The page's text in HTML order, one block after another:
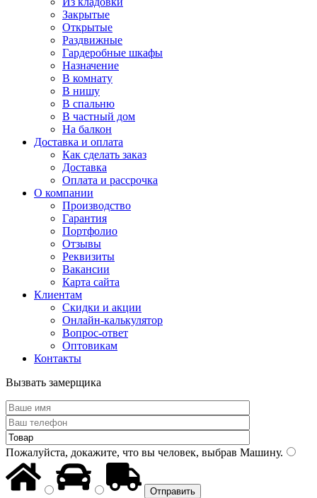
Закрытые
Открытые
Раздвижные
Гардеробные шкафы
Назначение
В комнату
В нишу
В спальню
В частный дом
На балкон
Доставка и оплата
Как сделать заказ
Доставка
Оплата и рассрочка
О компании
Производство
Гарантия
Портфолио
Отзывы
Реквизиты
Вакансии
Карта сайта
Клиентам
Скидки и акции
Онлайн-калькулятор
Вопрос-ответ
Оптовикам
Контакты
Вызвать замерщика
Пожалуйста, докажите, что вы человек, выбрав Машину.